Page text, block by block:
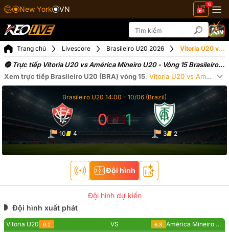
New York VN
10
Trang chủ Livescore Brasileiro U20 2026 Vitoria U20 vs América Mineiro U20 ngày 11-06-2026
🔴 Trực tiếp Vitoria U20 vs América Mineiro U20 - Vòng 15 Brasileiro
U20 Brasil (11-06-2026)
Xem trực tiếp Brasileiro U20 (BRA) vòng 15: Vitoria U20 vs América Mineiro U20
Brasileiro U20 14:00 - 10/06 (Brazil)
10 4
0 FT 1
3 2
Đội hình
Đội hình dự kiến
Đội hình xuất phát
Vitoria U20 6.2 VS 6.3
América Mineiro U20